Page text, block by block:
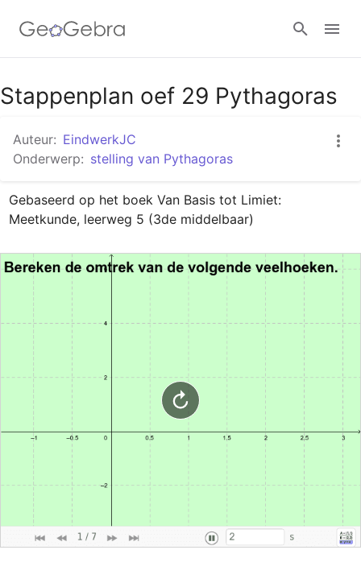
Google Classroom
GeoGebra Klaslokaal
Aanmelden
Stappenplan oef 29 Pythagoras
Auteur: EindwerkJC
Onderwerp: stelling van Pythagoras
Gebaseerd op het boek Van Basis tot Limiet:
Meetkunde, leerweg 5 (3de middelbaar)